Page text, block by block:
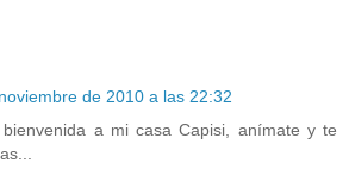
de 2010 a las 22:32
bienvenida a mi casa Capisi, anímate y te